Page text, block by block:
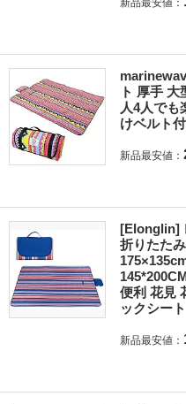
新品最安値：
ト 厚手
人4人でも
けベルト
新品最安値：
[Elonglin]
折りたた
便利 花見
ックシー
新品最安値：